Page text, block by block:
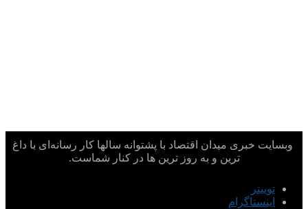
وبسایت خبری میدان اقتصاد با پشتوانه سالها کار رسانه‌ای با داغ
ترین و به روز ترین ها در کنار شماست.
توییتر
اینستاگرام